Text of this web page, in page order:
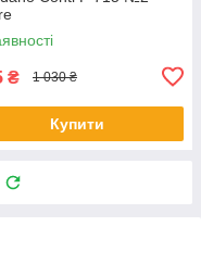
₴ 1 030 ₴
Купити